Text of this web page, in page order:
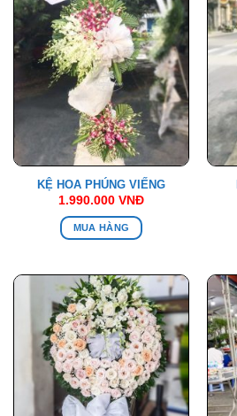
KỆ HOA PHÚNG VIẾNG
1.990.000 VNĐ
MUA HÀNG